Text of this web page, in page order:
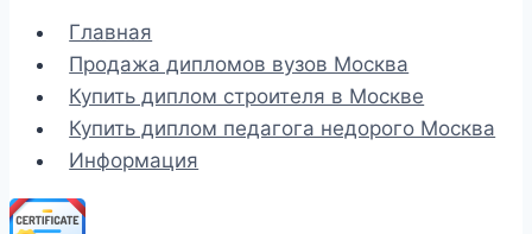
Главная
Продажа дипломов вузов Москва
Купить диплом строителя в Москве
Купить диплом педагога недорого Москва
Информация